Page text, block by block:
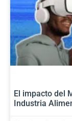
El impacto del
Industria